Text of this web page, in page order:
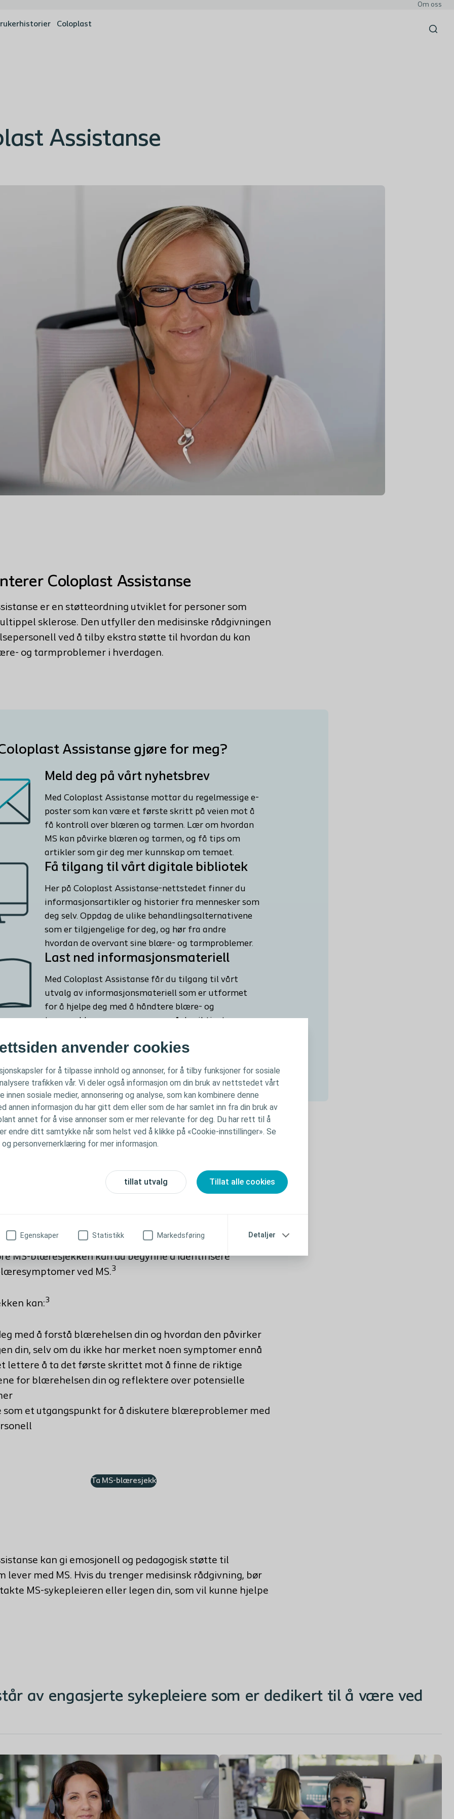
anvender cookies
for å tilpasse innhold og annonser, for å tilby funksjoner for sosiale
trafikken vår. Vi deler også informasjon om din bruk av nettstedet vårt
innen sosiale medier, annonsering og analyse, som kan kombinere denne
annen informasjon du har gitt dem eller som de har samlet inn fra din bruk av
annet for å vise annonser som er mer relevante for deg. Du har rett til å
endre ditt samtykke når som helst ved å klikke på «Cookie-innstillinger». Se
personvernerklæring for mer informasjon.
tillat utvalg Tillat alle cookies
Egenskaper Statistikk Markedsføring Detaljer
Om oss
Coloplast
Assistanse
Coloplast Assistanse
er en støtteordning utviklet for personer som
sklerose. Den utfyller den medisinske rådgivningen
ved å tilby ekstra støtte til hvordan du kan
og tarmproblemer i hverdagen.
Assistanse gjøre for meg?
Meld deg på vårt nyhetsbrev
Med Coloplast Assistanse mottar du regelmessige e-
poster som kan være et første skritt på veien mot å
få kontroll over blæren og tarmen. Lær om hvordan
MS kan påvirke blæren og tarmen, og få tips om
artikler som gir deg mer kunnskap om temaet.
Få tilgang til vårt digitale bibliotek
Her på Coloplast Assistanse-nettstedet finner du
informasjonsartikler og historier fra mennesker som
deg selv. Oppdag de ulike behandlingsalternativene
som er tilgjengelige for deg, og hør fra andre
hvordan de overvant sine blære- og tarmproblemer.
Last ned informasjonsmateriell
Med Coloplast Assistanse får du tilgang til vårt
utvalg av informasjonsmateriell som er utformet
for å hjelpe deg med å håndtere blære- og
tarmproblemer, og som svarer på de viktigste
urin- og avføringskontroll ( ) og
og få en oversikt over
din og føre til økt risiko for helseproblemer.
MS-blæresjekken kan du begynne å identifisere
ved MS.3
kan:3
med å forstå blærehelsen din og hvordan den påvirker
din, selv om du ikke har merket noen symptomer ennå
lettere å ta det første skrittet mot å finne de riktige
for blærehelsen din og reflektere over potensielle
som et utgangspunkt for å diskutere blæreproblemer med
Ta MS-blæresjekk
kan gi emosjonell og pedagogisk støtte til
lever med MS. Hvis du trenger medisinsk rådgivning, bør
MS-sykepleieren eller legen din, som vil kunne hjelpe
av engasjerte sykepleiere som er dedikert til å være ved